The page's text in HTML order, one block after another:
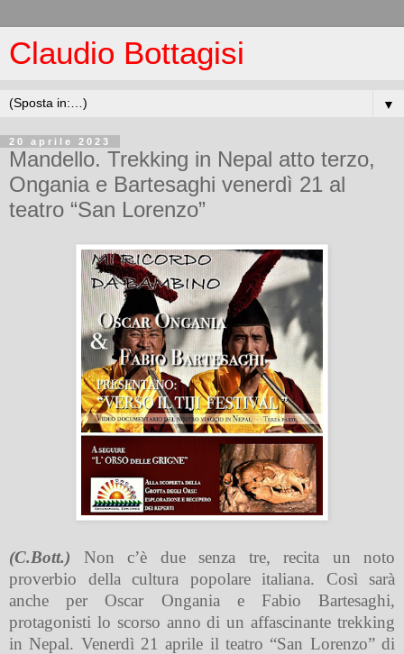
Claudio Bottagisi
▼
20 aprile 2023
Mandello. Trekking in Nepal atto terzo,
Ongania e Bartesaghi venerdì 21 al
teatro “San Lorenzo”
(C.Bott.) Non c’è due senza tre, recita un noto
proverbio della cultura popolare italiana. Così sarà
anche per Oscar Ongania e Fabio Bartesaghi,
protagonisti lo scorso anno di un affascinante trekking
in Nepal. Venerdì 21 aprile il teatro “San Lorenzo” di